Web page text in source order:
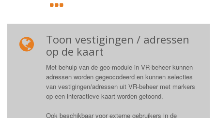
Toon vestigingen / adressen
op de kaart
Met behulp van de geo-module in VR-beheer kunnen
adressen worden gegeocodeerd en kunnen selecties
van vestigingen/adressen uit VR-beheer met markers
op een interactieve kaart worden getoond.
Ook beschikbaar voor externe gebruikers in de